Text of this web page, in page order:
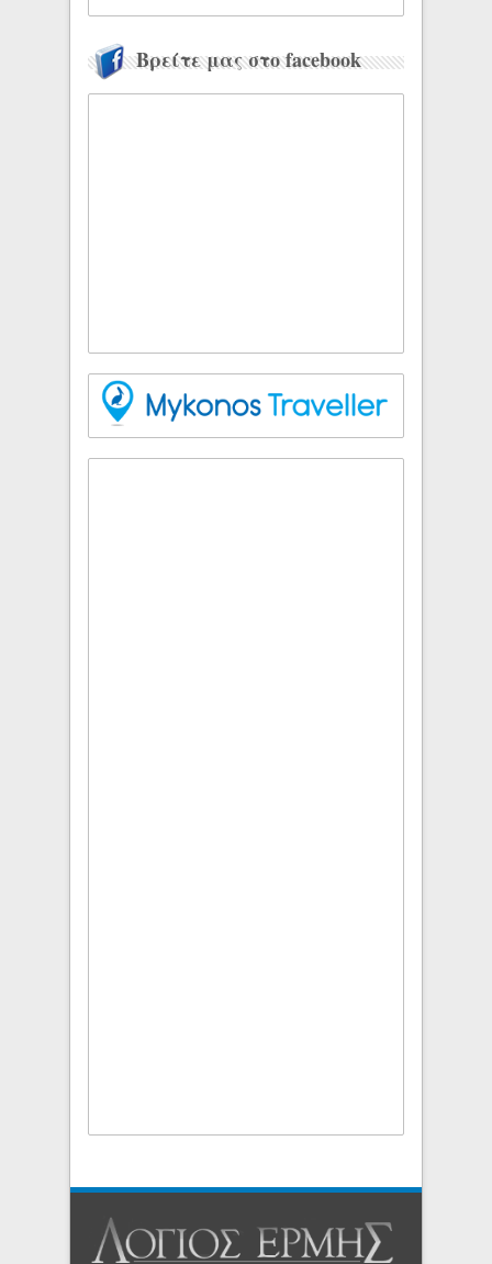
Βρείτε μας στο facebook